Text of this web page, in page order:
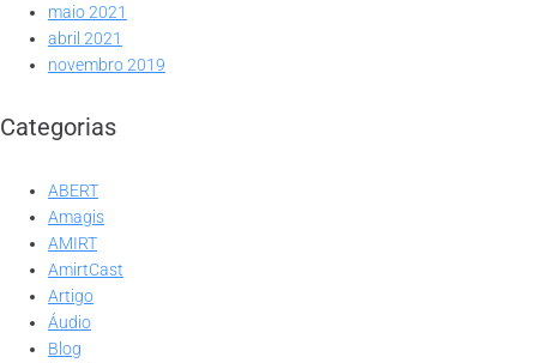
maio 2021
abril 2021
novembro 2019
Categorias
ABERT
Amagis
AMIRT
AmirtCast
Artigo
Áudio
Blog